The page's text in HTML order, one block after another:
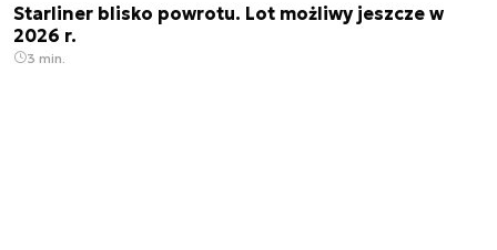
Starliner blisko powrotu. Lot możliwy jeszcze w
2026 r.
3 min.